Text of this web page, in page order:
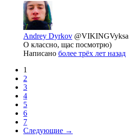
Andrey Dyrkov @VIKINGVyksa
О классно, щас посмотрю)
Написано более трёх лет назад
1
2
3
4
5
6
7
Следующие →